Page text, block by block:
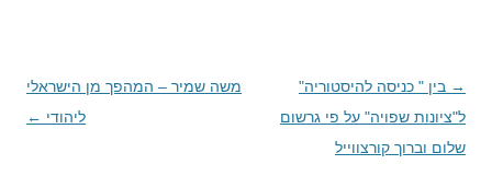
ניווט
בפוסטים
→ בין " כניסה להיסטוריה"
ל"ציונות שפויה" על פי גרשום
שלום וברוך קורצווייל
משה שמיר – המהפך מן הישראלי
ליהודי ←